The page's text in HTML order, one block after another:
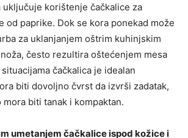
uključuje korištenje čačkalice za
od paprike. Dok se kora ponekad može
za uklanjanjem oštrim kuhinjskim
često rezultira oštećenjem mesa
čačkalica je idealan
biti dovoljno čvrst da izvrši zadatak,
biti tanak i kompaktan.
umetanjem čačkalice ispod kožice i